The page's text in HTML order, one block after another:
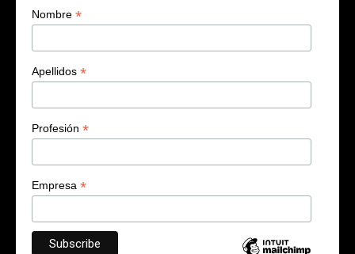
Nombre *
Apellidos *
Profesión *
Empresa *